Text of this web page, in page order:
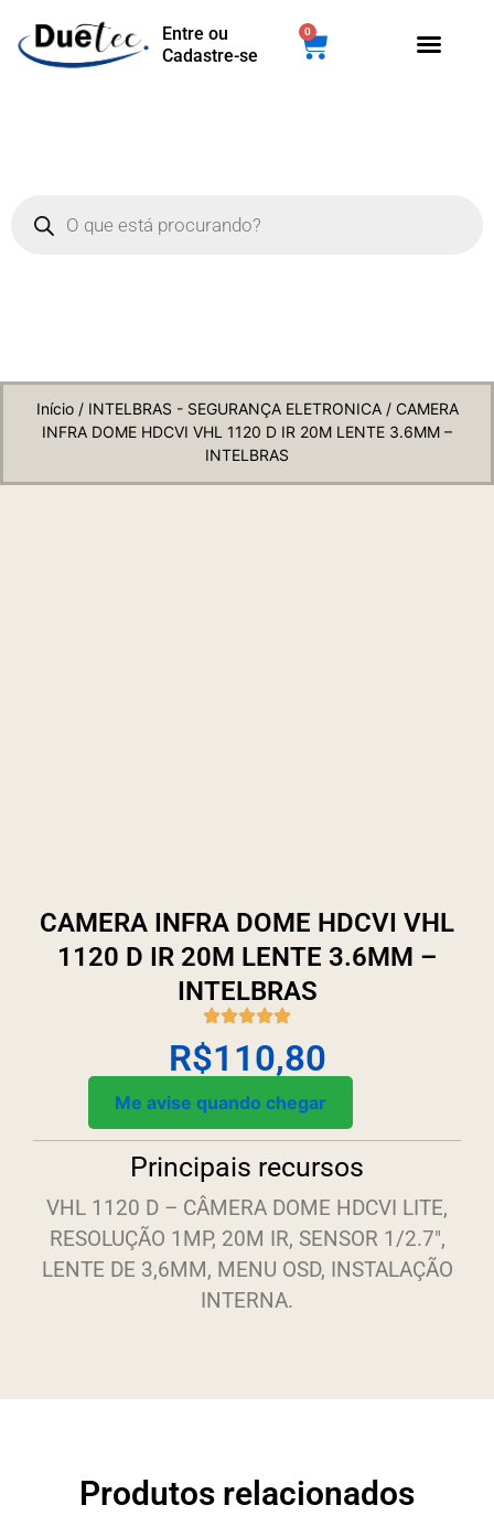
Entre ou
Cadastre-se
0
Início/ INTELBRAS - SEGURANÇA ELETRONICA/ CAMERA
INFRA DOME HDCVI VHL 1120 D IR 20M LENTE 3.6MM –
INTELBRAS
CAMERA INFRA DOME HDCVI VHL
1120 D IR 20M LENTE 3.6MM –
INTELBRAS
R$110,80
Me avise quando chegar
Principais recursos
VHL 1120 D – CÂMERA DOME HDCVI LITE,
RESOLUÇÃO 1MP, 20M IR, SENSOR 1/2.7″,
LENTE DE 3,6MM, MENU OSD, INSTALAÇÃO
INTERNA.
Produtos relacionados